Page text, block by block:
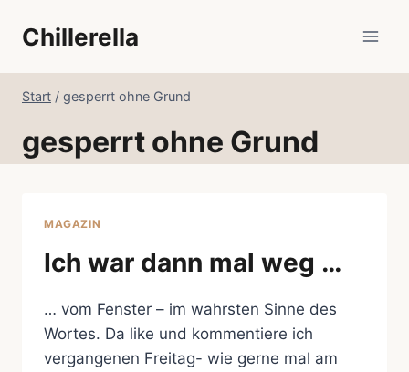
InhaltChillerella
Start / gesperrt ohne Grund
gesperrt ohne Grund
MAGAZIN
Ich war dann mal weg …
… vom Fenster – im wahrsten Sinne des
Wortes. Da like und kommentiere ich
vergangenen Freitag- wie gerne mal am